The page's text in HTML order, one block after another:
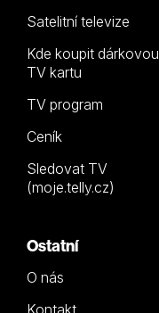
Satelitní televize
Kde koupit dárkovou
TV kartu
TV program
Ceník
Sledovat TV
(moje.telly.cz)
Ostatní
O nás